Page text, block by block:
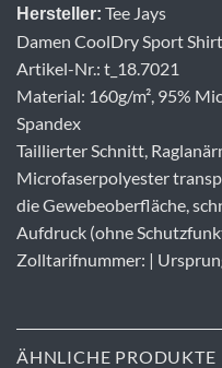
Hersteller: Tee Jays
Damen CoolDry Sport Shirt
Artikel-Nr.: t_18.7021
Material: 160g/m², 95%
Spandex
Taillierter Schnitt,
Microfaserpolyester
die Gewebeoberfläche,
Aufdruck (ohne
Zolltarifnummer: |
ÄHNLICHE PRODUKTE